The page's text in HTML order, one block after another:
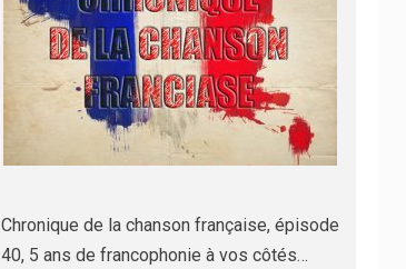
Chronique de la chanson française, épisode
40, 5 ans de francophonie à vos côtés…